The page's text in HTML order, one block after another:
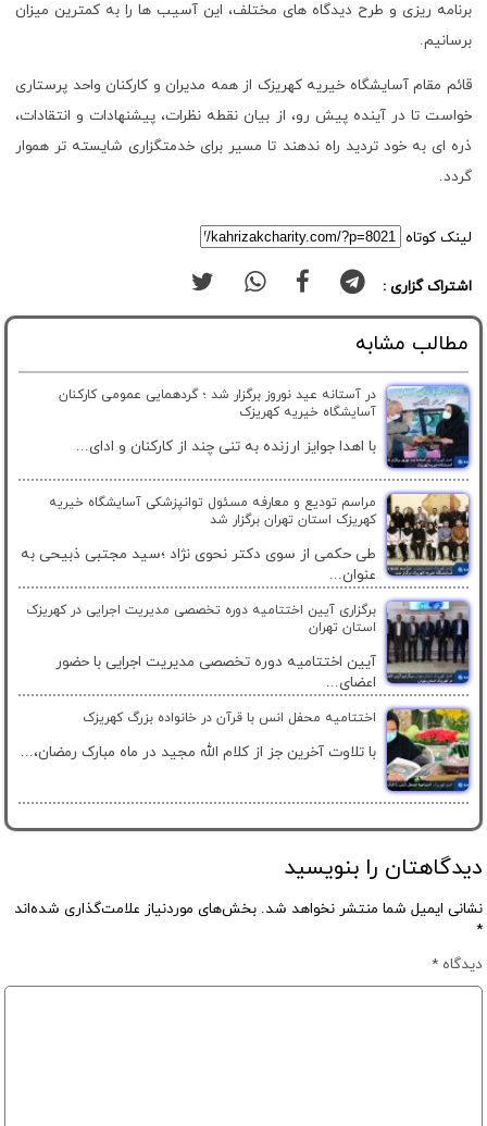
برنامه ریزی و طرح دیدگاه های مختلف، این آسیب ها را به کمترین میزان
برسانیم.
قائم مقام آسایشگاه خیریه کهریزک از همه مدیران و کارکنان واحد پرستاری
خواست تا در آینده پیش رو، از بیان نقطه نظرات، پیشنهادات و انتقادات،
ذره ای به خود تردید راه ندهند تا مسیر برای خدمتگزاری شایسته تر هموار
گردد.
لینک کوتاه
اشتراک گزاری :
مطالب مشابه
در آستانه عید نوروز برگزار شد ؛ گردهمایی عمومی کارکنان
آسایشگاه خیریه کهریزک
با اهدا جوایز ارزنده به تنی چند از کارکنان و ادای...
مراسم تودیع و معارفه مسئول توانپزشکی آسایشگاه خیریه
کهریزک استان تهران برگزار شد
طی حکمی از سوی دکتر نحوی نژاد ؛سید مجتبی ذبیحی به
عنوان...
برگزاری آیین اختتامیه دوره تخصصی مدیریت اجرایی در کهریزک
استان تهران
آیین اختتامیه دوره تخصصی مدیریت اجرایی با حضور
اعضای...
اختتامیه محفل انس با قرآن در خانواده بزرگ کهریزک
با تلاوت آخرین جز از کلام الله مجید در ماه مبارک رمضان،...
دیدگاهتان را بنویسید
نشانی ایمیل شما منتشر نخواهد شد. بخش‌های موردنیاز علامت‌گذاری شده‌اند
*
دیدگاه*